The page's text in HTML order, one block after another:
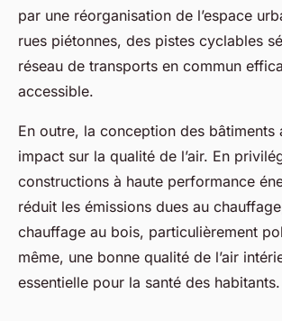
par une réorganisation de l’espace
rues piétonnes, des pistes cyclables
réseau de transports en commun
accessible.
En outre, la conception des bâtiments
impact sur la qualité de l’air. En
constructions à haute performance
réduit les émissions dues au
chauffage au bois, particulièrement
même, une bonne qualité de l’air
essentielle pour la santé des habitants.